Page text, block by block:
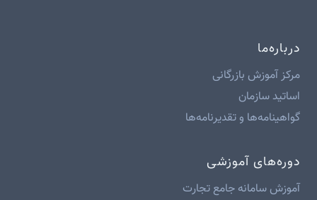
درباره‌ما
مرکز آموزش بازرگانی
اساتید سازمان
گواهینامه‌ها و تقدیرنامه‌ها
دوره‌های آموزشی
آموزش سامانه جامع تجارت